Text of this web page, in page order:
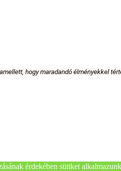
hogy maradandó élményekkel
érdekében sütiket